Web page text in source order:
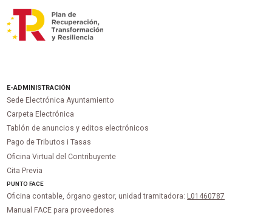
E-ADMINISTRACIÓN
Sede Electrónica Ayuntamiento
Carpeta Electrónica
Tablón de anuncios y editos electrónicos
Pago de Tributos i Tasas
Oficina Virtual del Contribuyente
Cita Previa
PUNTOFACE
Oficina contable, órgano gestor, unidad tramitadora: L01460787
Manual FACE para proveedores